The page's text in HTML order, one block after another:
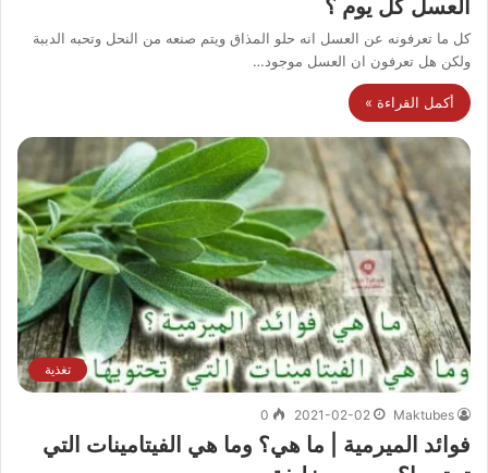
العسل كل يوم ؟
كل ما تعرفونه عن العسل انه حلو المذاق ويتم صنعه من النحل وتحبه الدببة
ولكن هل تعرفون ان العسل موجود…
أكمل القراءة »
تغذية
Maktubes
2021-02-02
0
فوائد الميرمية | ما هي؟ وما هي الفيتامينات التي